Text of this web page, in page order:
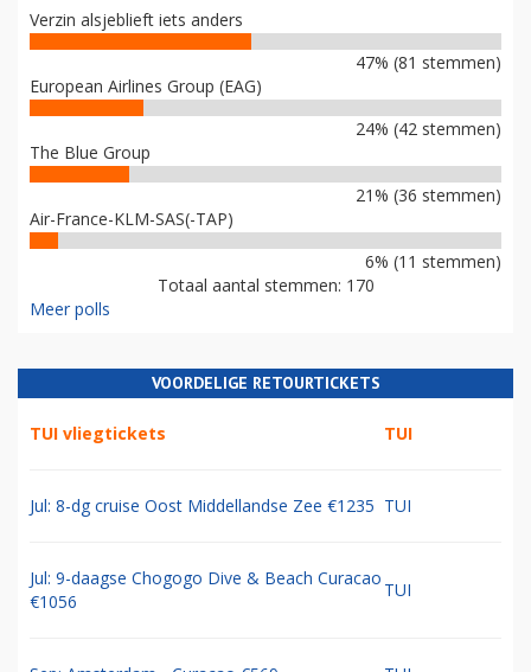
Verzin alsjeblieft iets anders
47% (81 stemmen)
European Airlines Group (EAG)
24% (42 stemmen)
The Blue Group
21% (36 stemmen)
Air-France-KLM-SAS(-TAP)
6% (11 stemmen)
Totaal aantal stemmen: 170
Meer polls
VOORDELIGE RETOURTICKETS
TUI vliegtickets TUI
Jul: 8-dg cruise Oost Middellandse Zee €1235 TUI
Jul: 9-daagse Chogogo Dive & Beach Curacao
€1056
TUI